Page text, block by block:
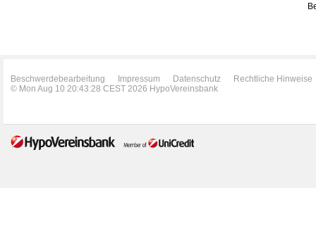
Beschwerdebearbeitung Impressum Datenschutz
Rechtliche Hinweise
© Mon Aug 10 20:43:28 CEST 2026 HypoVereinsbank